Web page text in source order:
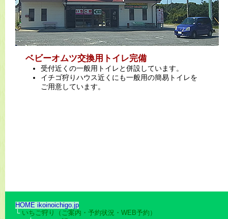
ベビーオムツ交換用トイレ完備
受付近くの一般用トイレと併設しています。
イチゴ狩りハウス近くにも一般用の簡易トイレを
ご用意しています。
HOME ikoinoichigo.jp
└ いちご狩り（ご案内・予約状況・WEB予約）